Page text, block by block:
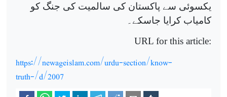
یکسوئی سے پاکستان کی سالمیت کی جنگ کو
کامیاب کرایا جاسکے۔
URL for this article:
https://newageislam.com/urdu-section/know-
truth-/d/2007